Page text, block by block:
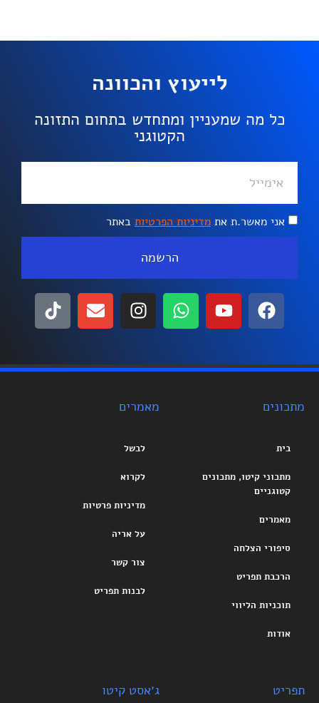
לייעוץ והכוונה
כל מה שמעניין ומתחדש בתחום התזונה
הקטוגני
אני מאשר.ת את מדיניות הפרטיות באתר
הרשמה
מתכונים
בית
מתכוני קיטו, מתכונים
קטוגניים
מאמרים
סיפורי הצלחה
הרכבת תפריט
תוכניות הליווי
אודות
מאמרים
לבשל
לקרוא
מדיניות פרטיות
על אריה
צור קשר
לבנות תפריט
תפריט ג׳אסט קיטו